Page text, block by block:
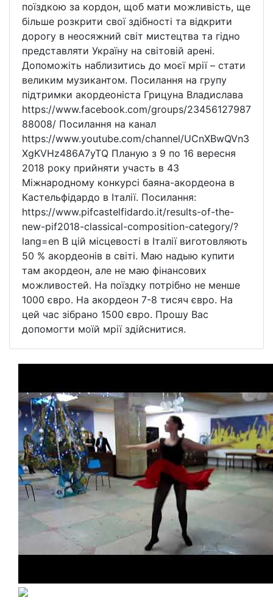
поїздкою за кордон, щоб мати можливість, ще
більше розкрити свої здібності та відкрити
дорогу в неосяжний світ мистецтва та гідно
представляти Україну на світовій арені.
Допоможіть наблизитись до моєї мрії – стати
великим музикантом. Посилання на групу
підтримки акордеоніста Грицуна Владислава
https://www.facebook.com/groups/23456127987
88008/ Посилання на канал
https://www.youtube.com/channel/UCnXBwQVn3
XgKVHz486A7yTQ Планую з 9 по 16 вересня
2018 року прийняти участь в 43
Міжнародному конкурсі баяна-акордеона в
Кастельфідардо в Італії. Посилання:
https://www.pifcastelfidardo.it/results-of-the-
new-pif2018-classical-composition-category/?
lang=en В цій місцевості в Італії виготовляють
50 % акордеонів в світі. Маю надыю купити
там акордеон, але не маю фінансових
можливостей. На поїздку потрібно не менше
1000 євро. На акордеон 7-8 тисяч євро. На
цей час зібрано 1500 євро. Прошу Вас
допомогти моїй мрії здійснитися.